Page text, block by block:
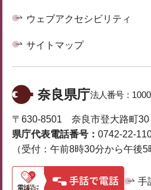
ウェブアクセシビリティ
サイトマップ
奈良県庁法人番号：
〒630-8501 奈良市登大路町30
県庁代表電話番号： 0742-22-
（受付：午前8時30分から午後5
手